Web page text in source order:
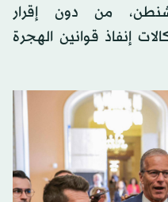
من دون إقرار
إنفاذ قوانين الهجرة